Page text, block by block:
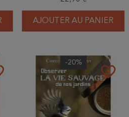
AJOUTER AU PANIER
favorite_border
-20%